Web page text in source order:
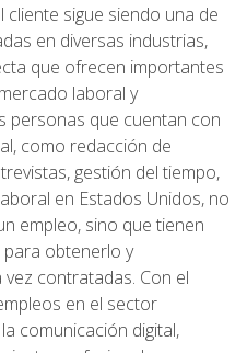
cliente sigue siendo una de
en diversas industrias,
que ofrecen importantes
laboral y
personas que cuentan con
como redacción de
gestión del tiempo,
en Estados Unidos, no
empleo, sino que tienen
para obtenerlo y
contratadas. Con el
en el sector
comunicación digital,